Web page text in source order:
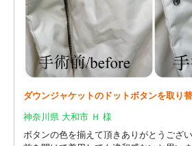
ダウンジャケットのドットボタンを取り
神奈川県 大和市 Ｈ 様
ボタンの色を揃えて頂きありがとうござい